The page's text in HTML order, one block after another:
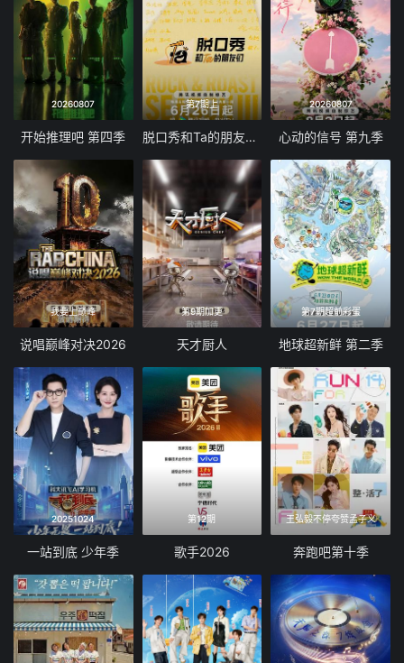
20260807
开始推理吧 第四季
第7期上
脱口秀和Ta的朋友们 第三季
20260807
心动的信号 第九季
我要上巅峰
说唱巅峰对决2026
第9期加更
天才厨人
第7期超前彩蛋
地球超新鲜 第二季
20251024
一站到底 少年季
第12期
歌手2026
王弘毅不停夸赞孟子义
奔跑吧第十季